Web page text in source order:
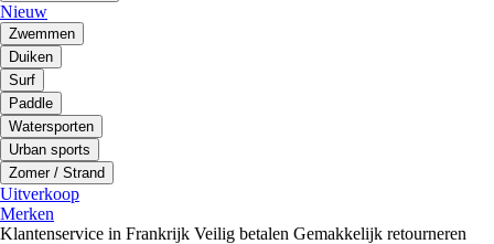
Nieuw
Zwemmen
Duiken
Surf
Paddle
Watersporten
Urban sports
Zomer / Strand
Uitverkoop
Merken
Klantenservice in Frankrijk Veilig betalen Gemakkelijk retourneren